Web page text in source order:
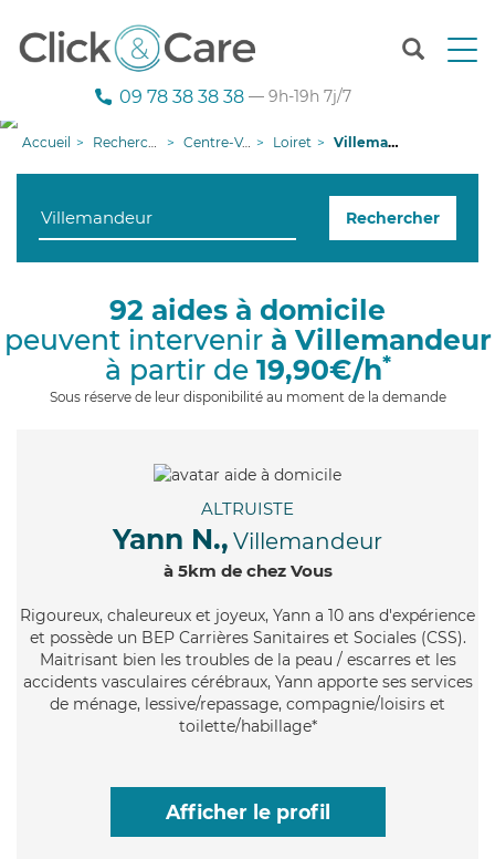
T
n
g
i
09 78 38 38 38 — 9h-19h 7j/7
Accueil Recherche aide à domicile Centre-Val de Loire Loiret Villemandeur
Rechercher
92 aides à domicile
peuvent intervenir à Villemandeur
à partir de 19,90€/h*
Sous réserve de leur disponibilité au moment de la demande
ALTRUISTE
Yann N., Villemandeur
à 5km de chez Vous
Rigoureux, chaleureux et joyeux, Yann a 10 ans d'expérience
et possède un BEP Carrières Sanitaires et Sociales (CSS).
Maitrisant bien les troubles de la peau / escarres et les
accidents vasculaires cérébraux, Yann apporte ses services
de ménage, lessive/repassage, compagnie/loisirs et
toilette/habillage*
Afficher le profil